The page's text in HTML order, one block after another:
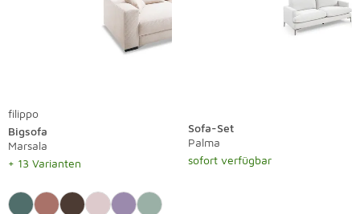
filippo
Bigsofa
Marsala
+ 13 Varianten
Sofa-Set
Palma
sofort verfügbar